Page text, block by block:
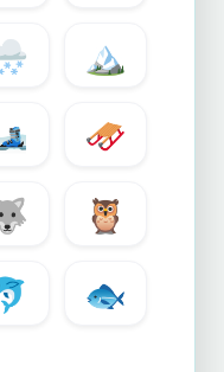
🏔️
🛷
🦉
🐟